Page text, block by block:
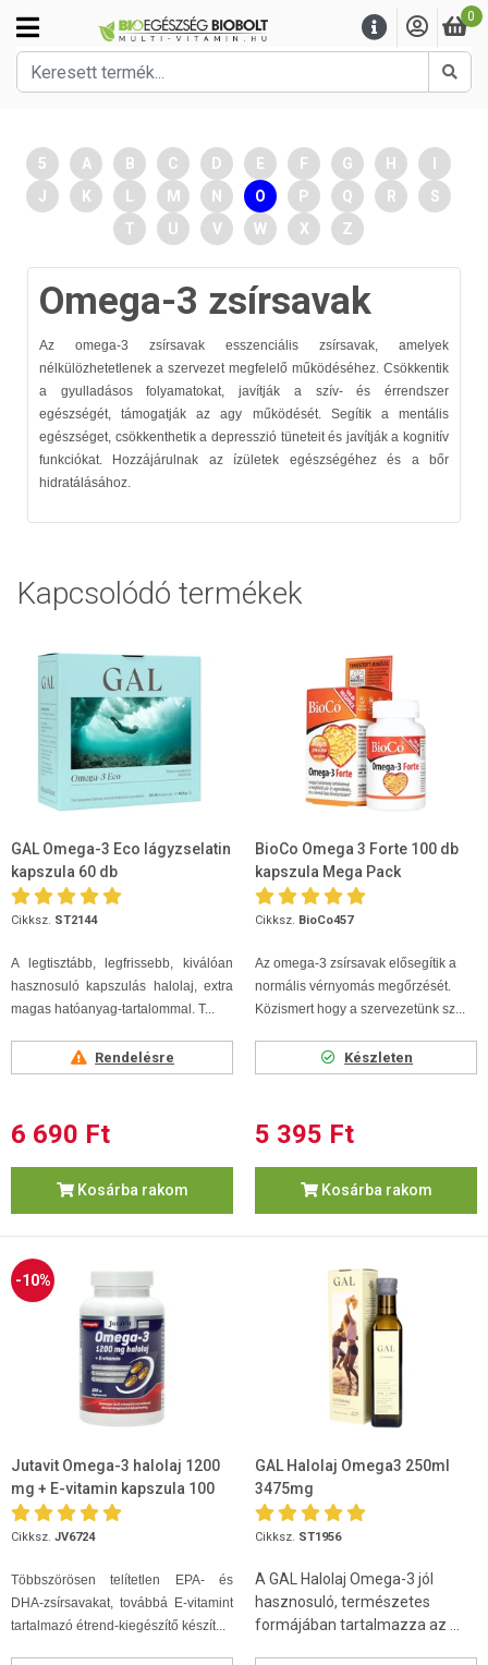
0
5 A B C D E F G H
J
K M N O P Q R
S
T
U V W X Z
Omega-3 zsírsavak
Az omega-3 zsírsavak esszenciális zsírsavak, amelyek
nélkülözhetetlenek a szervezet megfelelő működéséhez. Csökkentik
a gyulladásos folyamatokat, javítják a szív- és érrendszer
egészségét, támogatják az agy működését. Segítik a mentális
egészséget, csökkenthetik a depresszió tüneteit és javítják a kognitív
funkciókat. Hozzájárulnak az ízületek egészségéhez és a bőr
hidratálásához.
Kapcsolódó termékek
GAL Omega-3 Eco lágyzselatin
kapszula 60 db
Cikksz. ST2144
A legtisztább, legfrissebb, kiválóan
hasznosuló kapszulás halolaj, extra
magas hatóanyag-tartalommal. T...
Rendelésre
6 690 Ft
Kosárba rakom
BioCo Omega 3 Forte 100 db
kapszula Mega Pack
Cikksz. BioCo457
Az omega-3 zsírsavak elősegítik a
normális vérnyomás megőrzését.
Közismert hogy a szervezetünk sz...
Készleten
5 395 Ft
Kosárba rakom
-10%
Jutavit Omega-3 halolaj 1200
mg + E-vitamin kapszula 100
db
Cikksz. JV6724
Többszörösen telítetlen EPA- és
DHA-zsírsavakat, továbbá E-vitamint
tartalmazó étrend-kiegészítő készít...
GAL Halolaj Omega3 250ml
3475mg
Cikksz. ST1956
A GAL Halolaj Omega-3 jól
hasznosuló, természetes
formájában tartalmazza az ...